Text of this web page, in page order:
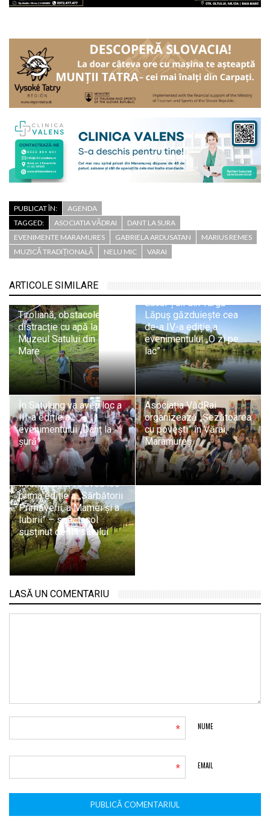
PUBLICAT ÎN:
AGENDA
TAGGED:
ASOCIATIA VĂDRAI
DANT LA SURA
EVENIMENTE MARAMURES
GABRIELA ARDUSATAN
MARIUS REMES
MUZICĂ TRADIȚIONALĂ
NELU MIC VARAI
ARTICOLE SIMILARE
Tiroliană, obstacole și
distracție cu apă la
Muzeul Satului din Baia
Mare
Lacul Țuli din Târgu
Lăpuș găzduiește cea
de-a IV-a ediție a
evenimentului „O zi pe
lac”
În Satulung va avea loc a
III-a ediție a
evenimentului „Danț la
șură”
Asociația VădRai
organizează „Șezătoarea
cu povești” în Vărai,
Maramureș
În Chiuzbaia va avea loc
prima ediție a „Sărbătorii
Primăverii, a Mamei și a
Iubirii” – spectacol
susținut de fiii satului
LASĂ UN COMENTARIU
NUME
*
EMAIL
*